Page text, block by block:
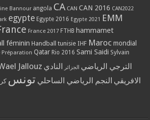
Bannour angola CA CAN CAN 2016 CAN2022
egypte Egypte 2016 Egypte 2021 EMM
France 2017 FTHB hammamet
féminin Handball tunisie IHF Maroc mondial
Préparation Qatar Rio 2016 Sami Saidi Sylvain
Jallouz الترجي الرياضي الجزائر النادي
الافريقي النجم الرياضي الساحلي تونس